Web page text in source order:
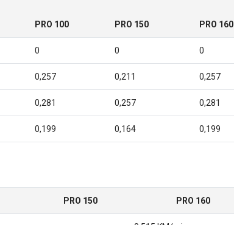
PRO 100 PRO 150 PRO 160
0 0 0
0,257 0,211 0,257
0,281 0,257 0,281
0,199 0,164 0,199
PRO 150 PRO 160